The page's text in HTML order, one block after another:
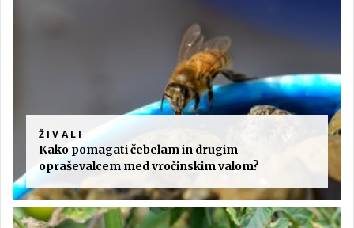
ŽIVALI
Kako pomagati čebelam in drugim
opraševalcem med vročinskim valom?